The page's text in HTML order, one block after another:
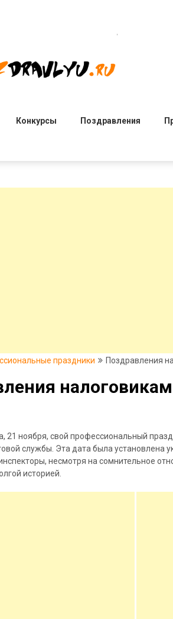
Конкурсы Поздравления
праздники Поздравления
налоговикам
21 ноября, свой профессиональный
службы. Эта дата была установлена
несмотря на сомнительное
историей.